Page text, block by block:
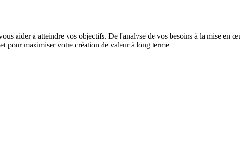
aider à atteindre vos objectifs. De l'analyse de vos besoins à la mise en
pour maximiser votre création de valeur à long terme.